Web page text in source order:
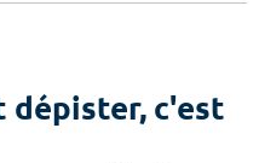
dépister, c'est